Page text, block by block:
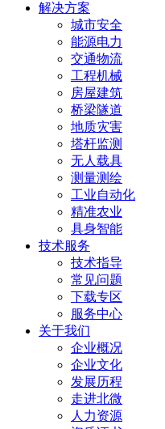
解决方案
城市安全
能源电力
交通物流
工程机械
房屋建筑
桥梁隧道
地质灾害
塔杆监测
无人载具
测量测绘
工业自动化
精准农业
具身智能
技术服务
技术指导
常见问题
下载专区
服务中心
关于我们
企业概况
企业文化
发展历程
走进北微
人力资源